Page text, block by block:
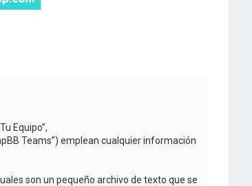
Equipo”,
Teams”) emplean cualquier información
son un pequeño archivo de texto que se